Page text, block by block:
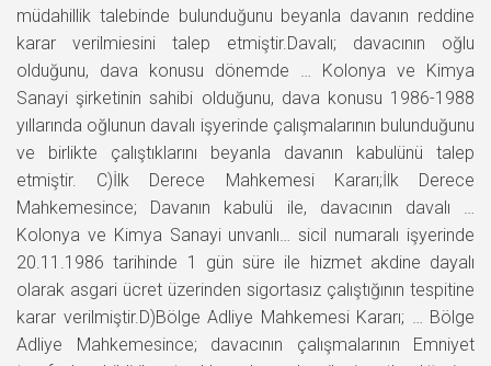
müdahillik talebinde bulunduğunu beyanla davanın reddine
karar verilmiesini talep etmiştir.Davalı; davacının oğlu
olduğunu, dava konusu dönemde … Kolonya ve Kimya
Sanayi şirketinin sahibi olduğunu, dava konusu 1986-1988
yıllarında oğlunun davalı işyerinde çalışmalarının bulunduğunu
ve birlikte çalıştıklarını beyanla davanın kabulünü talep
etmiştir. C)İlk Derece Mahkemesi Kararı;İlk Derece
Mahkemesince; Davanın kabulü ile, davacının davalı …
Kolonya ve Kimya Sanayi unvanlı… sicil numaralı işyerinde
20.11.1986 tarihinde 1 gün süre ile hizmet akdine dayalı
olarak asgari ücret üzerinden sigortasız çalıştığının tespitine
karar verilmiştir.D)Bölge Adliye Mahkemesi Kararı; … Bölge
Adliye Mahkemesince; davacının çalışmalarının Emniyet